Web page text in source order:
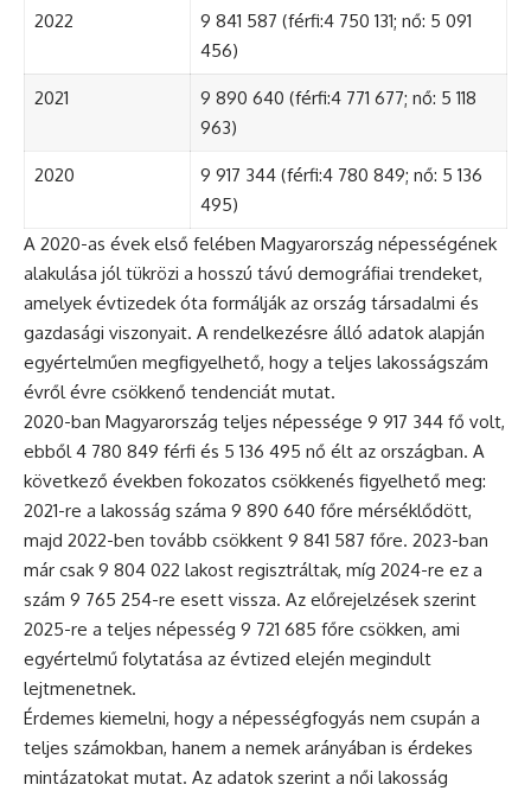
2022
9 841 587 (férfi:4 750 131; nő: 5 091
456)
2021
9 890 640 (férfi:4 771 677; nő: 5 118
963)
2020
9 917 344 (férfi:4 780 849; nő: 5 136
495)
A 2020-as évek első felében Magyarország népességének
alakulása jól tükrözi a hosszú távú demográfiai trendeket,
amelyek évtizedek óta formálják az ország társadalmi és
gazdasági viszonyait. A rendelkezésre álló adatok alapján
egyértelműen megfigyelhető, hogy a teljes lakosságszám
évről évre csökkenő tendenciát mutat.
2020-ban Magyarország teljes népessége 9 917 344 fő volt,
ebből 4 780 849 férfi és 5 136 495 nő élt az országban. A
következő években fokozatos csökkenés figyelhető meg:
2021-re a lakosság száma 9 890 640 főre mérséklődött,
majd 2022-ben tovább csökkent 9 841 587 főre. 2023-ban
már csak 9 804 022 lakost regisztráltak, míg 2024-re ez a
szám 9 765 254-re esett vissza. Az előrejelzések szerint
2025-re a teljes népesség 9 721 685 főre csökken, ami
egyértelmű folytatása az évtized elején megindult
lejtmenetnek.
Érdemes kiemelni, hogy a népességfogyás nem csupán a
teljes számokban, hanem a nemek arányában is érdekes
mintázatokat mutat. Az adatok szerint a női lakosság